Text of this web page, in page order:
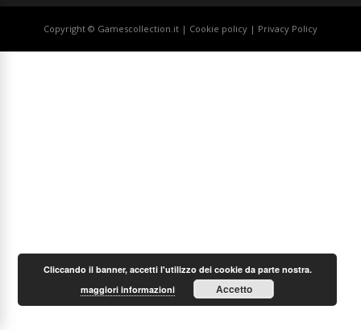
Copyright © Gamescollection.it | Cookie policy | Privacy Policy
Cliccando il banner, accetti l'utilizzo dei cookie da parte nostra.
maggiori informazioni
Accetto